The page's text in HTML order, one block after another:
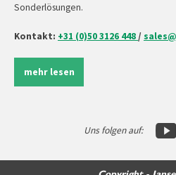
Sonderlösungen.
Kontakt: +31 (0)50 3126 448 /
mehr lesen
Uns folgen auf: